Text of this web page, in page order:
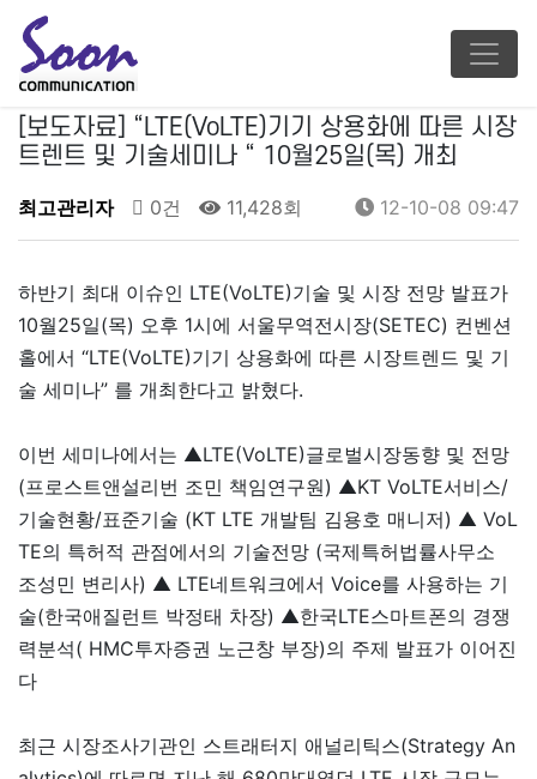
[보도자료] “LTE(VoLTE)기기 상용화에 따른 시장
트렌트 및 기술세미나 “ 10월25일(목) 개최
최고관리자 0건 11,428회 12-10-08 09:47
하반기 최대 이슈인 LTE(VoLTE)기술 및 시장 전망 발표가
10월25일(목) 오후 1시에 서울무역전시장(SETEC) 컨벤션
홀에서 “LTE(VoLTE)기기 상용화에 따른 시장트렌드 및 기
술 세미나” 를 개최한다고 밝혔다.
이번 세미나에서는 ▲LTE(VoLTE)글로벌시장동향 및 전망
(프로스트앤설리번 조민 책임연구원) ▲KT VoLTE서비스/
기술현황/표준기술 (KT LTE 개발팀 김용호 매니저) ▲ VoL
TE의 특허적 관점에서의 기술전망 (국제특허법률사무소
조성민 변리사) ▲ LTE네트워크에서 Voice를 사용하는 기
술(한국애질런트 박정태 차장) ▲한국LTE스마트폰의 경쟁
력분석( HMC투자증권 노근창 부장)의 주제 발표가 이어진
다
최근 시장조사기관인 스트래터지 애널리틱스(Strategy An